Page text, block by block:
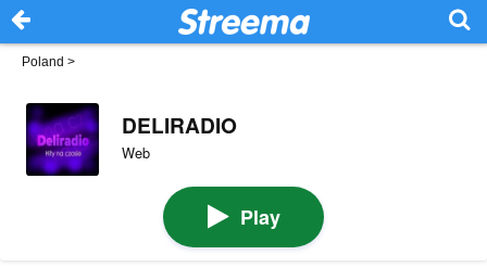
Poland >
DELIRADIO
Web
Play